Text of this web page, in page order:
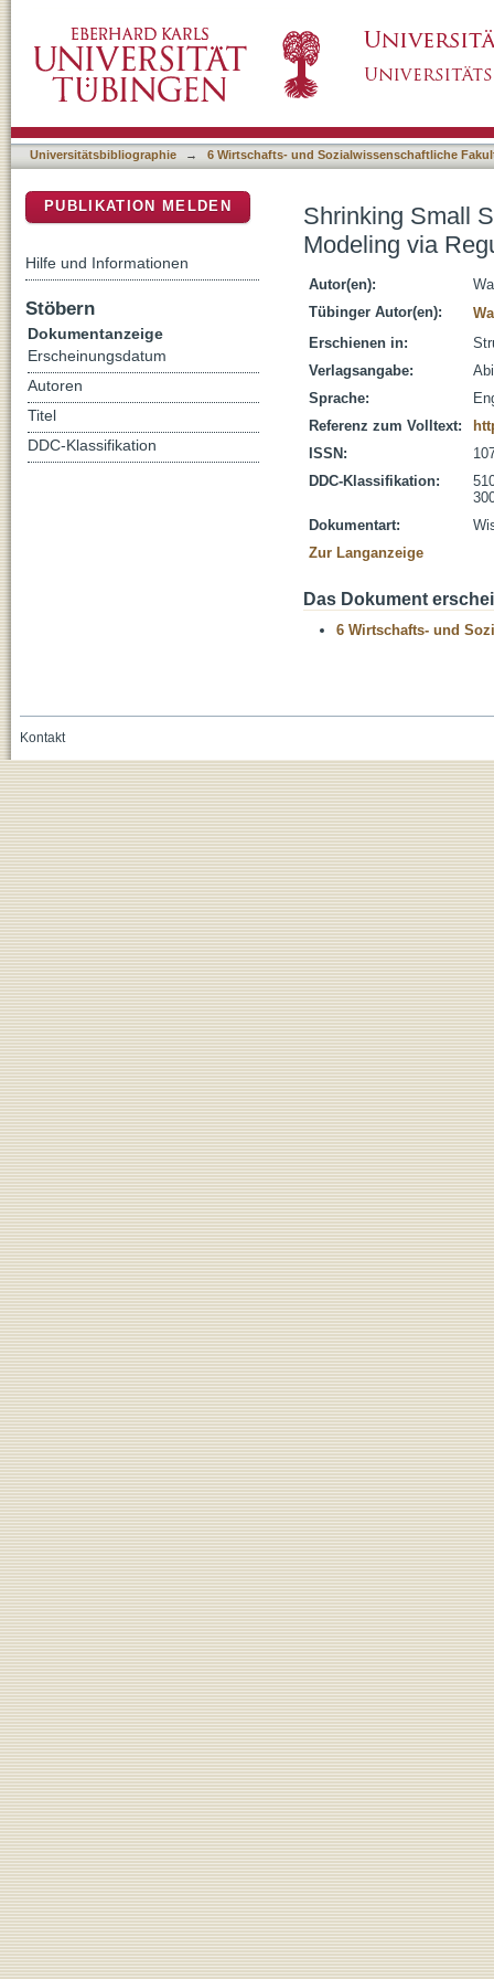
the Sample Covariance Matrix
Universitätsbibliographie → 6 Wirtschafts- und Sozialwissenschaftliche
Shrinking Small
Modeling via
Autor(en):
Tübinger Autor(en):
Erschienen in:
Verlagsangabe:
Sprache:
Referenz zum Volltext:
ISSN:
DDC-Klassifikation:
Dokumentart:
Zur Langanzeige
Das Dokument
6 Wirtschafts- und
PUBLIKATION MELDEN
Hilfe und Informationen
Stöbern
Dokumentanzeige
Erscheinungsdatum
Autoren
Titel
DDC-Klassifikation
Kontakt